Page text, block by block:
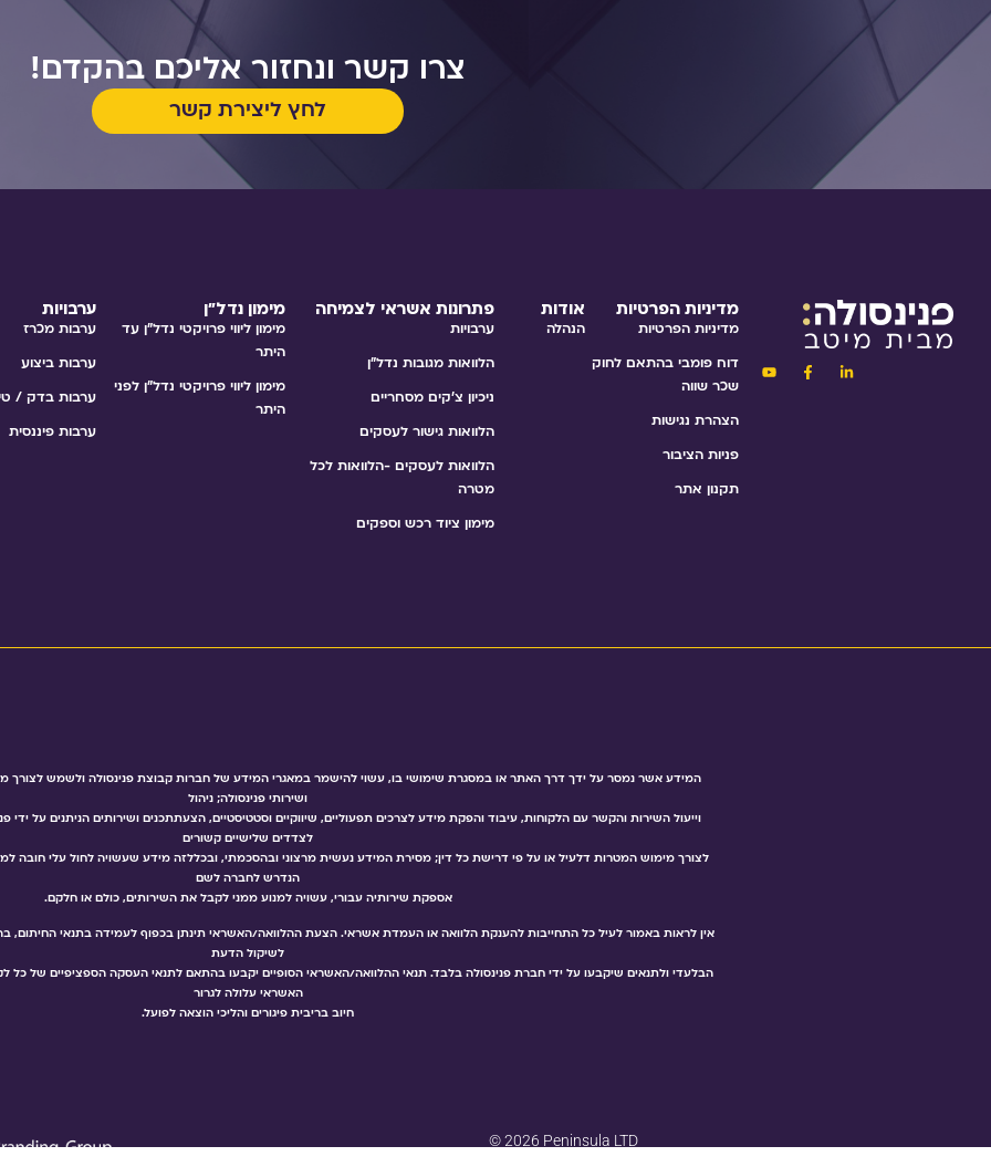
צרו קשר ונחזור אליכם בהקדם!
לחץ ליצירת קשר
מדיניות הפרטיות
מדיניות הפרטיות
דוח פומבי בהתאם לחוק
שכר שווה
הצהרת נגישות
פניות הציבור
תקנון אתר
אודות
הנהלה
פתרונות אשראי לצמיחה
ערבויות
הלוואות מגובות נדל״ן
ניכיון צ׳קים מסחריים
הלוואות גישור לעסקים
הלוואות לעסקים -הלוואות לכל
מטרה
מימון ציוד רכש וספקים
מימון נדל״ן
מימון ליווי פרויקטי נדל"ן עד
היתר
מימון ליווי פרויקטי נדל"ן לפני
היתר
ערבויות
ערבות מכרז
ערבות ביצוע
ערבות בדק /
ערבות פיננסית
המידע אשר נמסר על ידך דרך האתר או במסגרת שימושי בו, עשוי להישמר במאגרי המידע של חברות קבוצת פנינסולה ולשמש לצורך מתן
ושירותי פנינסולה; ניהול
וייעול השירות והקשר עם הלקוחות, עיבוד והפקת מידע לצרכים תפעוליים, שיווקיים וסטטיסטיים, הצעתתכנים ושירותים הניתנים על ידי
לצדדים שלישיים קשורים
לצורך מימוש המטרות דלעיל או על פי דרישת כל דין; מסירת המידע נעשית מרצוני ובהסכמתי, ובכללזה מידע שעשויה לחול עלי חובה
הנדרש לחברה לשם
אספקת שירותיה עבורי, עשויה למנוע ממני לקבל את השירותים, כולם או חלקם.
אין לראות באמור לעיל כל התחייבות להענקת הלוואה או העמדת אשראי. הצעת ההלוואה/האשראי תינתן בכפוף לעמידה בתנאי החיתום,
לשיקול הדעת
הבלעדי ולתנאים שיקבעו על ידי חברת פנינסולה בלבד. תנאי ההלוואה/האשראי הסופיים יקבעו בהתאם לתנאי העסקה הספציפיים של כל
האשראי עלולה לגרור
חיוב בריבית פיגורים והליכי הוצאה לפועל.
© 2026 Peninsula LTD